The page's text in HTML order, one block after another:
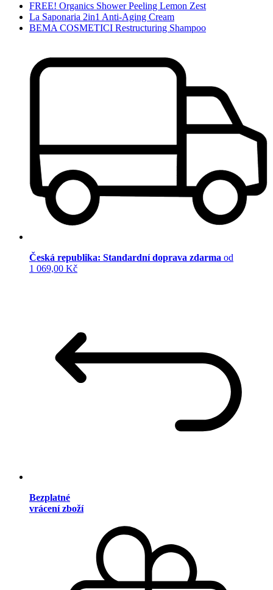
FREE! Organics Shower Peeling Lemon Zest
La Saponaria 2in1 Anti-Aging Cream
BEMA COSMETICI Restructuring Shampoo
Česká republika: Standardní doprava zdarma od
1 069,00 Kč
Bezplatné
vrácení zboží